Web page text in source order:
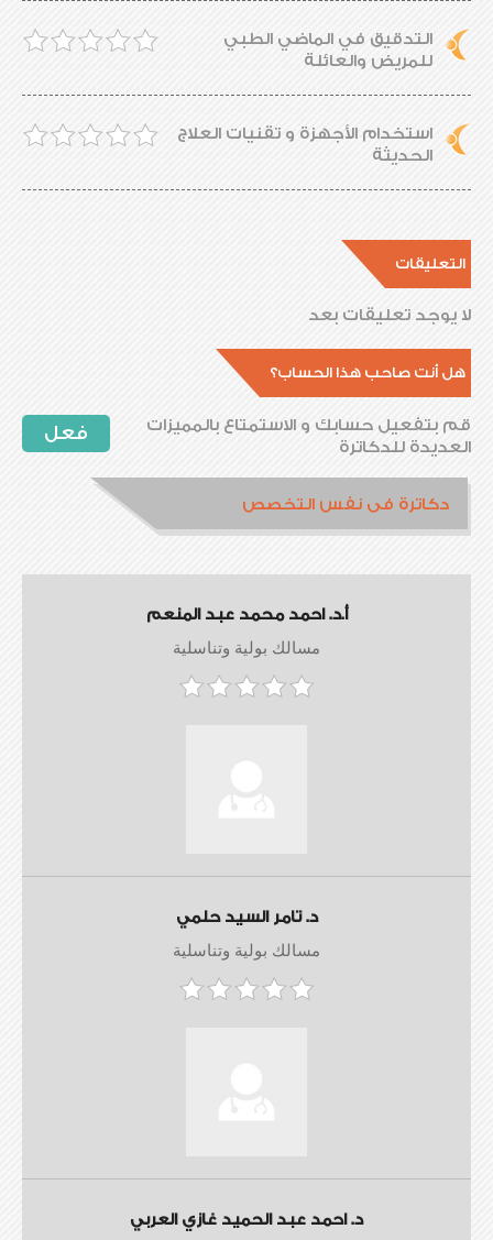
التدقيق في الماضي الطبي
للمريض والعائلة
استخدام الأجهزة و تقنيات العلاج
الحديثة
التعليقات
لا يوجد تعليقات بعد
هل أنت صاحب هذا الحساب؟
فعل
قم بتفعيل حسابك و الاستمتاع بالمميزات
العديدة للدكاترة
دكاترة فى نفس التخصص
أ.د. احمد محمد عبد المنعم
مسالك بولية وتناسلية
د. تامر السيد حلمي
مسالك بولية وتناسلية
د. احمد عبد الحميد غازي العربي